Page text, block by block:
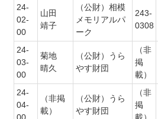
24-
02-
00
山田
靖子
（公財）相模
メモリアルパ
ーク
243-
0308
24-
03-
00
菊地
晴久
（公財）うら
やす財団
（非
掲
載）
24-
04-
（非掲
載）
（公財）うら
やす財団
（非
掲